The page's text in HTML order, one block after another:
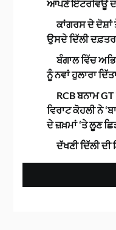
ਆਪਣੇ ਇੰਟਰਵਿਊ
ਕਾਂਗਰਸ ਦੇ ਦੋਸ਼ਾਂ
ਉਸਦੇ ਦਿੱਲੀ
ਬੰਗਾਲ ਵਿੱਚ
ਨੂੰ ਨਵਾਂ ਹੁਲਾਰਾ
RCB ਬਨਾਮ
ਵਿਰਾਟ ਕੋਹਲੀ ਨੇ
ਦੇ ਜ਼ਖ਼ਮਾਂ ‘ਤੇ ਲੂਣ
ਦੱਖਣੀ ਦਿੱਲੀ